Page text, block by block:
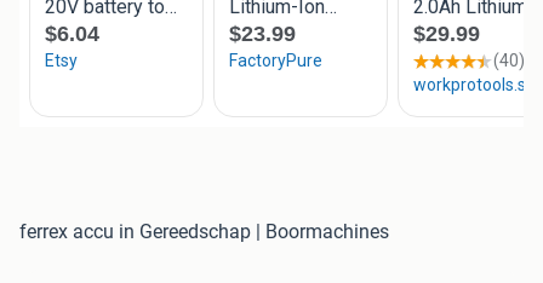
ferrex accu in Gereedschap | Boormachines